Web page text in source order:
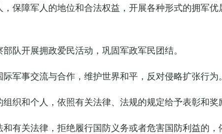
保障军人的地位和合法权益，开展各种形式的拥军优
队开展拥政爱民活动，巩固军政军民团结。
军事交流与合作，维护世界和平，反对侵略扩张行为。
织和个人，依照有关法律、法规的规定给予表彰和奖
有关法律，拒绝履行国防义务或者危害国防利益的，